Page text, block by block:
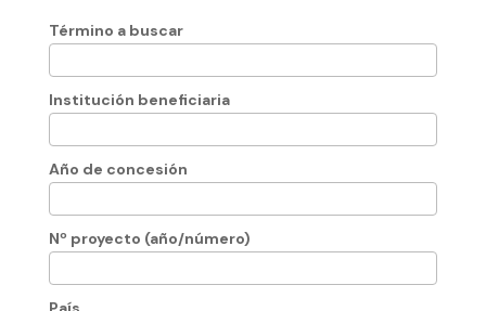
Término a buscar
Institución beneficiaria
Año de concesión
Nº proyecto (año/número)